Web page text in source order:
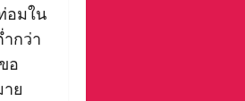
อมใน
กว่า
อ
ย